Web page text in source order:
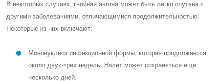
В некоторых случаях, гнойная ангина может быть легко спутана с
другими заболеваниями, отличающимися продолжительностью.
Некоторые из них включают:
Мононуклеоз инфекционной формы, которая продолжается
около двух-трех недель. Налет может сохраняться еще
несколько дней.